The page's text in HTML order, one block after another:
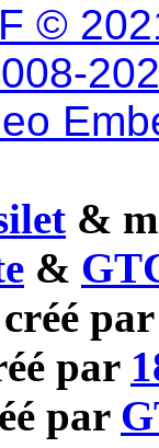
©
&
&
créé
par
par